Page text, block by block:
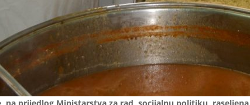
na prijedlog Ministarstva za rad, socijalnu politiku,